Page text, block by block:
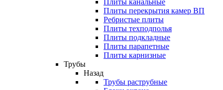
Плиты канальные
Плиты перекрытия камер ВП
Ребристые плиты
Плиты техподполья
Плиты подкладные
Плиты парапетные
Плиты карнизные
Трубы
Назад
Трубы раструбные